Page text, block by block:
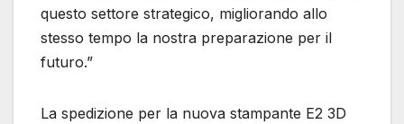
questo settore strategico, migliorando allo
stesso tempo la nostra preparazione per il
futuro.”
La spedizione per la nuova stampante E2 3D